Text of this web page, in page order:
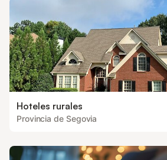
Hoteles rurales
Provincia de Segovia